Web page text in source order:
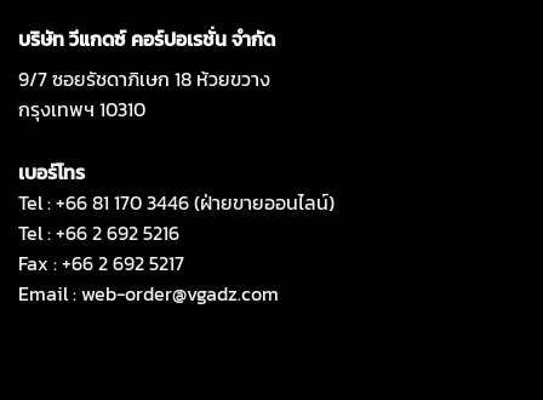
บริษัท วีแกดซ์ คอร์ปอเรชั่น จำกัด
9/7 ซอยรัชดาภิเษก 18 ห้วยขวาง
กรุงเทพฯ 10310
เบอร์โทร
Tel : +66 81 170 3446 (ฝ่ายขายออนไลน์)
Tel : +66 2 692 5216
Fax : +66 2 692 5217
Email :web-order@vgadz.com